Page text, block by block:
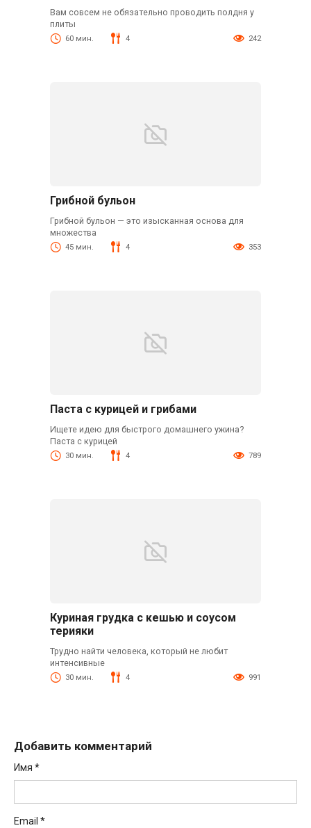
Вам совсем не обязательно проводить полдня у
плиты
60 мин. 4 242
Грибной бульон
Грибной бульон — это изысканная основа для
множества
45 мин. 4 353
Паста с курицей и грибами
Ищете идею для быстрого домашнего ужина?
Паста с курицей
30 мин. 4 789
Куриная грудка с кешью и соусом
терияки
Трудно найти человека, который не любит
интенсивные
30 мин. 4 991
Добавить комментарий
Имя *
Email *